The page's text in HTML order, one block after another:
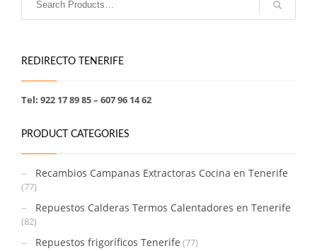
REDIRECTO TENERIFE
Tel: 922 17 89 85 – 607 96 14 62
PRODUCT CATEGORIES
Recambios Campanas Extractoras Cocina en Tenerife
(77)
Repuestos Calderas Termos Calentadores en Tenerife
(82)
Repuestos frigoríficos Tenerife (77)